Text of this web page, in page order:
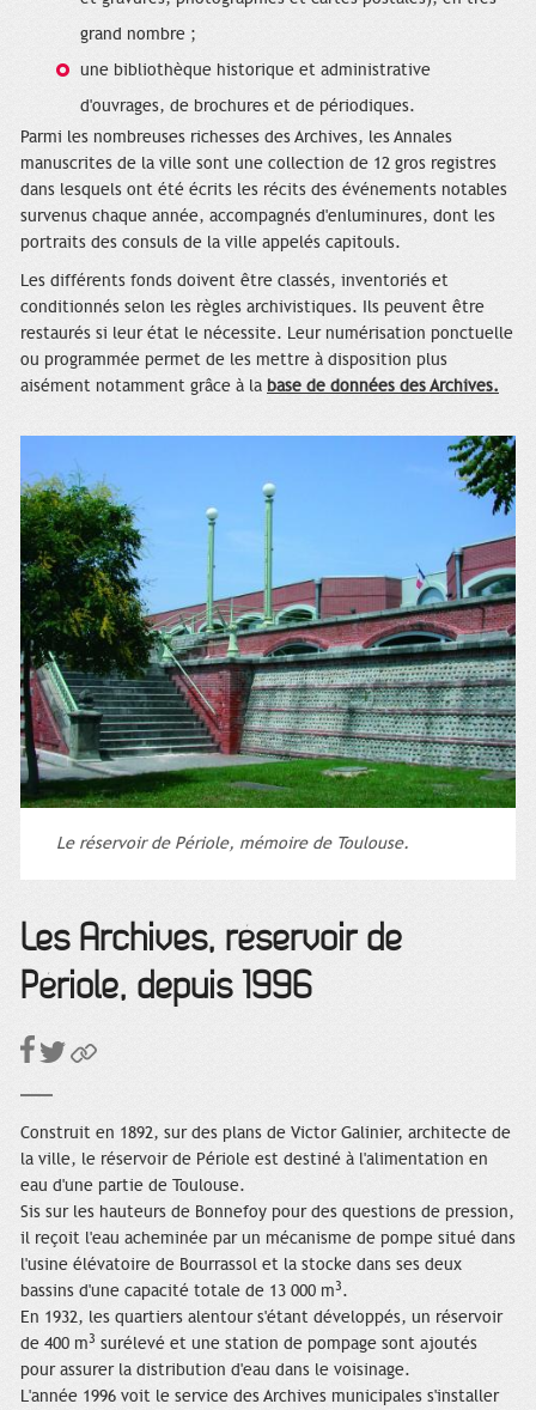
grand nombre ;
une bibliothèque historique et administrative
d'ouvrages, de brochures et de périodiques.
Parmi les nombreuses richesses des Archives, les Annales
manuscrites de la ville sont une collection de 12 gros registres
dans lesquels ont été écrits les récits des événements notables
survenus chaque année, accompagnés d'enluminures, dont les
portraits des consuls de la ville appelés capitouls.
Les différents fonds doivent être classés, inventoriés et
conditionnés selon les règles archivistiques. Ils peuvent être
restaurés si leur état le nécessite. Leur numérisation ponctuelle
ou programmée permet de les mettre à disposition plus
aisément notamment grâce à la base de données des Archives.
Le réservoir de Périole, mémoire de Toulouse.
Les Archives, réservoir de
Périole, depuis 1996
Construit en 1892, sur des plans de Victor Galinier, architecte de
la ville, le réservoir de Périole est destiné à l'alimentation en
eau d'une partie de Toulouse.
Sis sur les hauteurs de Bonnefoy pour des questions de pression,
il reçoit l'eau acheminée par un mécanisme de pompe situé dans
l'usine élévatoire de Bourrassol et la stocke dans ses deux
bassins d'une capacité totale de 13 000 m3.
En 1932, les quartiers alentour s'étant développés, un réservoir
de 400 m3 surélevé et une station de pompage sont ajoutés
pour assurer la distribution d'eau dans le voisinage.
L'année 1996 voit le service des Archives municipales s'installer